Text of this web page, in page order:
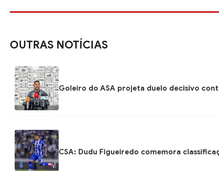
OUTRAS NOTÍCIAS
Goleiro do ASA projeta duelo decisivo
CSA: Dudu Figueiredo comemora